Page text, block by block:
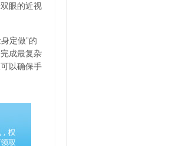
眼的近视
定做”的
成最复杂
以确保手